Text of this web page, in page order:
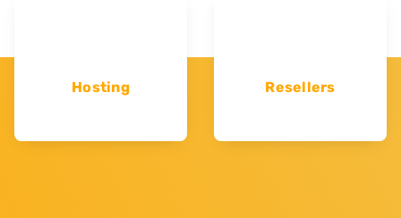
Hosting Resellers